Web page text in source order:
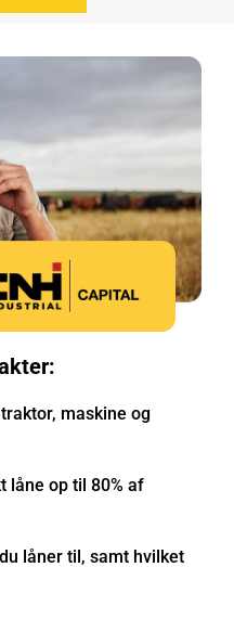
maskine og
låne op til 80% af
låner til, samt hvilket